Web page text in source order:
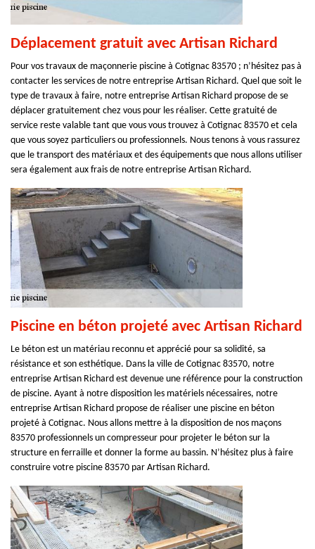
Déplacement gratuit avec Artisan Richard
Pour vos travaux de maçonnerie piscine à Cotignac 83570 ; n’hésitez pas à
contacter les services de notre entreprise Artisan Richard. Quel que soit le
type de travaux à faire, notre entreprise Artisan Richard propose de se
déplacer gratuitement chez vous pour les réaliser. Cette gratuité de
service reste valable tant que vous vous trouvez à Cotignac 83570 et cela
que vous soyez particuliers ou professionnels. Nous tenons à vous rassurez
que le transport des matériaux et des équipements que nous allons utiliser
sera également aux frais de notre entreprise Artisan Richard.
Piscine en béton projeté avec Artisan Richard
Le béton est un matériau reconnu et apprécié pour sa solidité, sa
résistance et son esthétique. Dans la ville de Cotignac 83570, notre
entreprise Artisan Richard est devenue une référence pour la construction
de piscine. Ayant à notre disposition les matériels nécessaires, notre
entreprise Artisan Richard propose de réaliser une piscine en béton
projeté à Cotignac. Nous allons mettre à la disposition de nos maçons
83570 professionnels un compresseur pour projeter le béton sur la
structure en ferraille et donner la forme au bassin. N’hésitez plus à faire
construire votre piscine 83570 par Artisan Richard.